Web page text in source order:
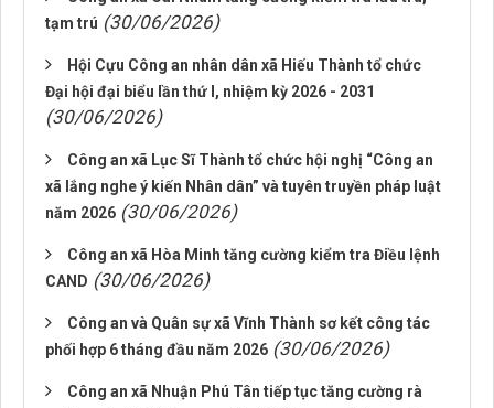
tạm trú (30/06/2026)
Hội Cựu Công an nhân dân xã Hiếu Thành tổ chức
Đại hội đại biểu lần thứ I, nhiệm kỳ 2026 - 2031
(30/06/2026)
Công an xã Lục Sĩ Thành tổ chức hội nghị “Công an
xã lắng nghe ý kiến Nhân dân” và tuyên truyền pháp luật
năm 2026 (30/06/2026)
Công an xã Hòa Minh tăng cường kiểm tra Điều lệnh
CAND (30/06/2026)
Công an và Quân sự xã Vĩnh Thành sơ kết công tác
phối hợp 6 tháng đầu năm 2026 (30/06/2026)
Công an xã Nhuận Phú Tân tiếp tục tăng cường rà